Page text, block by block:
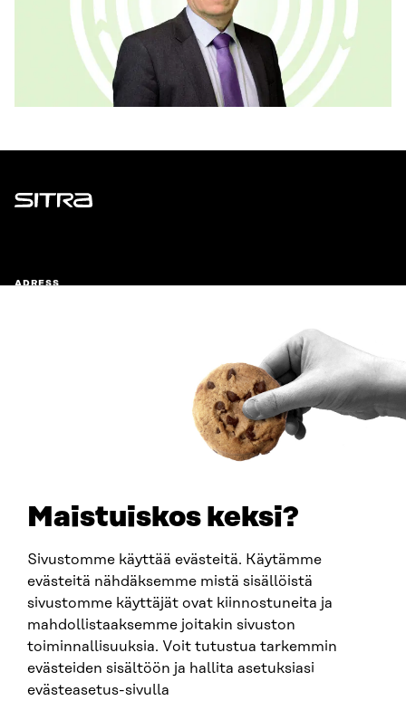
Maistuiskos keksi?
Sivustomme käyttää evästeitä. Käytämme
evästeitä nähdäksemme mistä sisällöistä
sivustomme käyttäjät ovat kiinnostuneita ja
mahdollistaaksemme joitakin sivuston
toiminnallisuuksia. Voit tutustua tarkemmin
evästeiden sisältöön ja hallita asetuksiasi
evästeasetus-sivulla
Sitra
ADRESS
fornamn.efternamn@sitra.fi
SITRA PÅ SOCIALA MEDIER
LinkedIn
Instagram
YouTube